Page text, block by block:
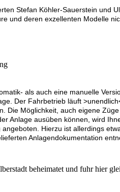
Stefan Köhler-Sauerstein und
und deren exzellenten Modelle
als auch eine manuelle
Der Fahrbetrieb läuft
Die Möglichkeit, auch eigene
Anlage ausüben können, wird
Hierzu ist allerdings
Anlagendokumentation
beheimatet und fuhr hier